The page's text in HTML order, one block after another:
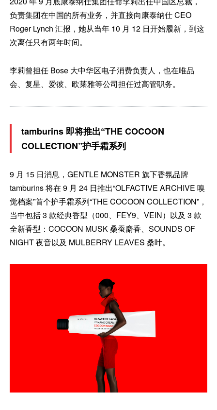
负责集团在中国的所有业务，并直接向康泰纳仕 CEO
Roger Lynch 汇报，她从当年 10 月 12 日开始履新，到这
次离任只有两年时间。
李莉曾担任 Bose 大中华区电子消费负责人，也在唯品
会、复星、爱彼、欧莱雅等公司担任过高管职务。
tamburins 即将推出“THE COCOON
COLLECTION”护手霜系列
9 月 15 日消息，GENTLE MONSTER 旗下香氛品牌
tamburins 将在 9 月 24 日推出“OLFACTIVE ARCHIVE 嗅
觉档案”首个护手霜系列“THE COCOON COLLECTION”，
当中包括 3 款经典香型（000、FEY9、VEIN）以及 3 款
全新香型：COCOON MUSK 桑蚕麝香、SOUNDS OF
NIGHT 夜音以及 MULBERRY LEAVES 桑叶。